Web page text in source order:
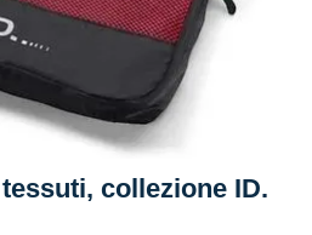
collezione ID.